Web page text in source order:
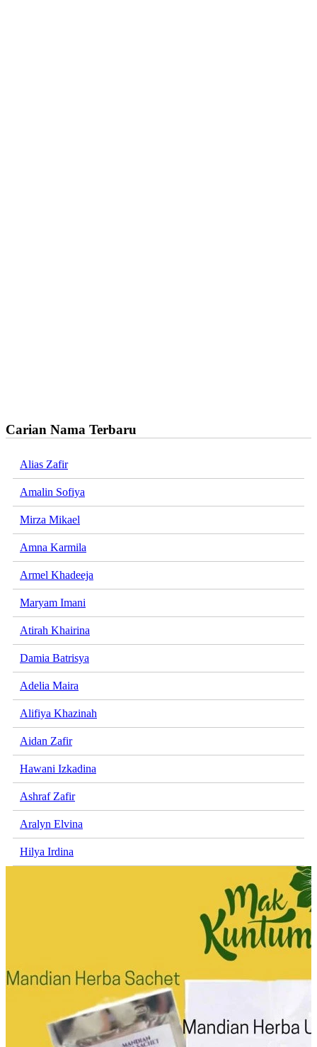
Carian Nama Terbaru
Alias Zafir
Amalin Sofiya
Mirza Mikael
Amna Karmila
Armel Khadeeja
Maryam Imani
Atirah Khairina
Damia Batrisya
Adelia Maira
Alifiya Khazinah
Aidan Zafir
Hawani Izkadina
Ashraf Zafir
Aralyn Elvina
Hilya Irdina